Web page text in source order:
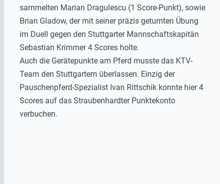
sammelten Marian Dragulescu (1 Score-Punkt), sowie
Brian Gladow, der mit seiner präzis geturnten Übung
im Duell gegen den Stuttgarter Mannschaftskapitän
Sebastian Krimmer 4 Scores holte.
Auch die Gerätepunkte am Pferd musste das KTV-
Team den Stuttgartern überlassen. Einzig der
Pauschenpferd-Spezialist Ivan Rittschik konnte hier 4
Scores auf das Straubenhardter Punktekonto
verbuchen.